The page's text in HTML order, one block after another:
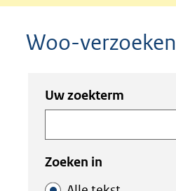
Woo-verzoeken
Zoeken
in
de
index
Zoeken
de
index
Uw zoekterm
Zoeken in